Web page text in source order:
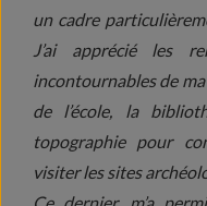
un cadre
J’ai apprécié les
incontournables de
de l’école, la
topographie pour
visiter les sites
Ce dernier, m’a